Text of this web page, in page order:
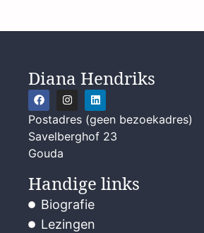
Diana Hendriks
Postadres (geen bezoekadres)
Savelberghof 23
Gouda
Handige links
Biografie
Lezingen